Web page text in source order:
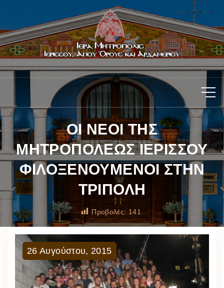
ΟΙ ΝΕΟΙ ΤΗΣ
ΜΗΤΡΟΠΟΛΕΩΣ ΙΕΡΙΣΣΟΥ
ΦΙΛΟΞΕΝΟΥΜΕΝΟΙ ΣΤΗΝ
ΤΡΙΠΟΛΗ
Προβολές: 141
26 Αυγούστου, 2015